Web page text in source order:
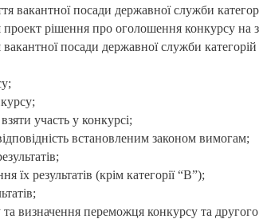
вакантної посади державної служби
рішення про оголошення конкурсу на
посади державної служби
участь у конкурсі;
встановленим законом вимогам;
їх результатів (крім категорії “В”);
визначення переможця конкурсу та